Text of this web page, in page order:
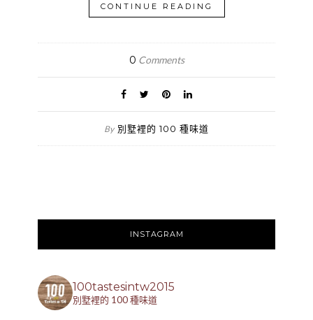
CONTINUE READING
0 Comments
By 別墅裡的 100 種味道
INSTAGRAM
100tastesintw2015
別墅裡的 100 種味道